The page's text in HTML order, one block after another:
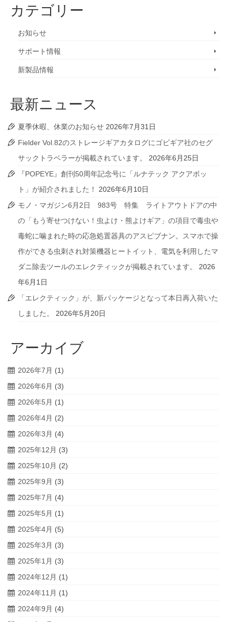
カテゴリー
お知らせ
サポート情報
新製品情報
最新ニュース
夏季休暇、休業のお知らせ 2026年7月31日
Fielder Vol.82のストレージギアカタログにゴビギア社のセグ
サックトラベラーが掲載されています。
2026年6月25日
『POPEYE』創刊50周年記念号に「ルナテック アクアボッ
ト」が紹介されました！
2026年6月10日
モノ・マガジン6月2日 983号 特集 ライトアウトドアの中
の「もう寄せつけない！虫よけ・熊よけギア」の項目で毒虫や
毒蛇に噛まれた時の応急処置器具のアスピブナン。スマホで操
作ができる虫刺され対策機器ヒートイット、電気を利用したマ
ダニ除去ツールのエレクティックが掲載されています。
2026
年6月1日
「エレクティック」が、新パッケージとなって本日再入荷いた
しました。
2026年5月20日
アーカイブ
2026年7月 (1)
2026年6月 (3)
2026年5月 (1)
2026年4月 (2)
2026年3月 (4)
2025年12月 (3)
2025年10月 (2)
2025年9月 (3)
2025年7月 (4)
2025年5月 (1)
2025年4月 (5)
2025年3月 (3)
2025年1月 (3)
2024年12月 (1)
2024年11月 (1)
2024年9月 (4)